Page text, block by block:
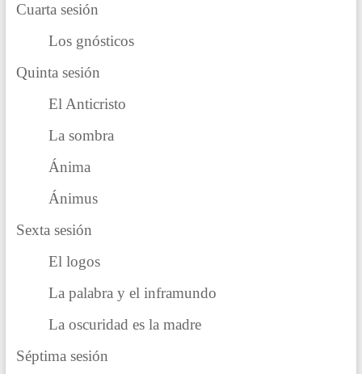
Cuarta sesión
Los gnósticos
Quinta sesión
El Anticristo
La sombra
Ánima
Ánimus
Sexta sesión
El logos
La palabra y el inframundo
La oscuridad es la madre
Séptima sesión